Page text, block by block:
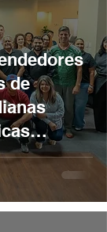
de
curso de
CCDER